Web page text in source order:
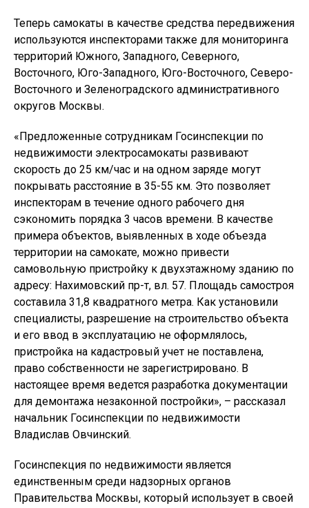
Теперь самокаты в качестве средства передвижения
используются инспекторами также для мониторинга
территорий Южного, Западного, Северного,
Восточного, Юго-Западного, Юго-Восточного, Северо-
Восточного и Зеленоградского административного
округов Москвы.
«Предложенные сотрудникам Госинспекции по
недвижимости электросамокаты развивают
скорость до 25 км/час и на одном заряде могут
покрывать расстояние в 35-55 км. Это позволяет
инспекторам в течение одного рабочего дня
сэкономить порядка 3 часов времени. В качестве
примера объектов, выявленных в ходе объезда
территории на самокате, можно привести
самовольную пристройку к двухэтажному зданию по
адресу: Нахимовский пр-т, вл. 57. Площадь самостроя
составила 31,8 квадратного метра. Как установили
специалисты, разрешение на строительство объекта
и его ввод в эксплуатацию не оформлялось,
пристройка на кадастровый учет не поставлена,
право собственности не зарегистрировано. В
настоящее время ведется разработка документации
для демонтажа незаконной постройки», – рассказал
начальник Госинспекции по недвижимости
Владислав Овчинский.
Госинспекция по недвижимости является
единственным среди надзорных органов
Правительства Москвы, который использует в своей